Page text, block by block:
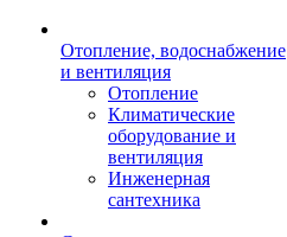
Отопление, водоснабжение
и вентиляция
Отопление
Климатические
оборудование и
вентиляция
Инженерная
сантехника